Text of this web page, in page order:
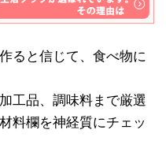
ると信じて、食べ物に
工品、調味料まで厳選
料欄を神経質にチェッ